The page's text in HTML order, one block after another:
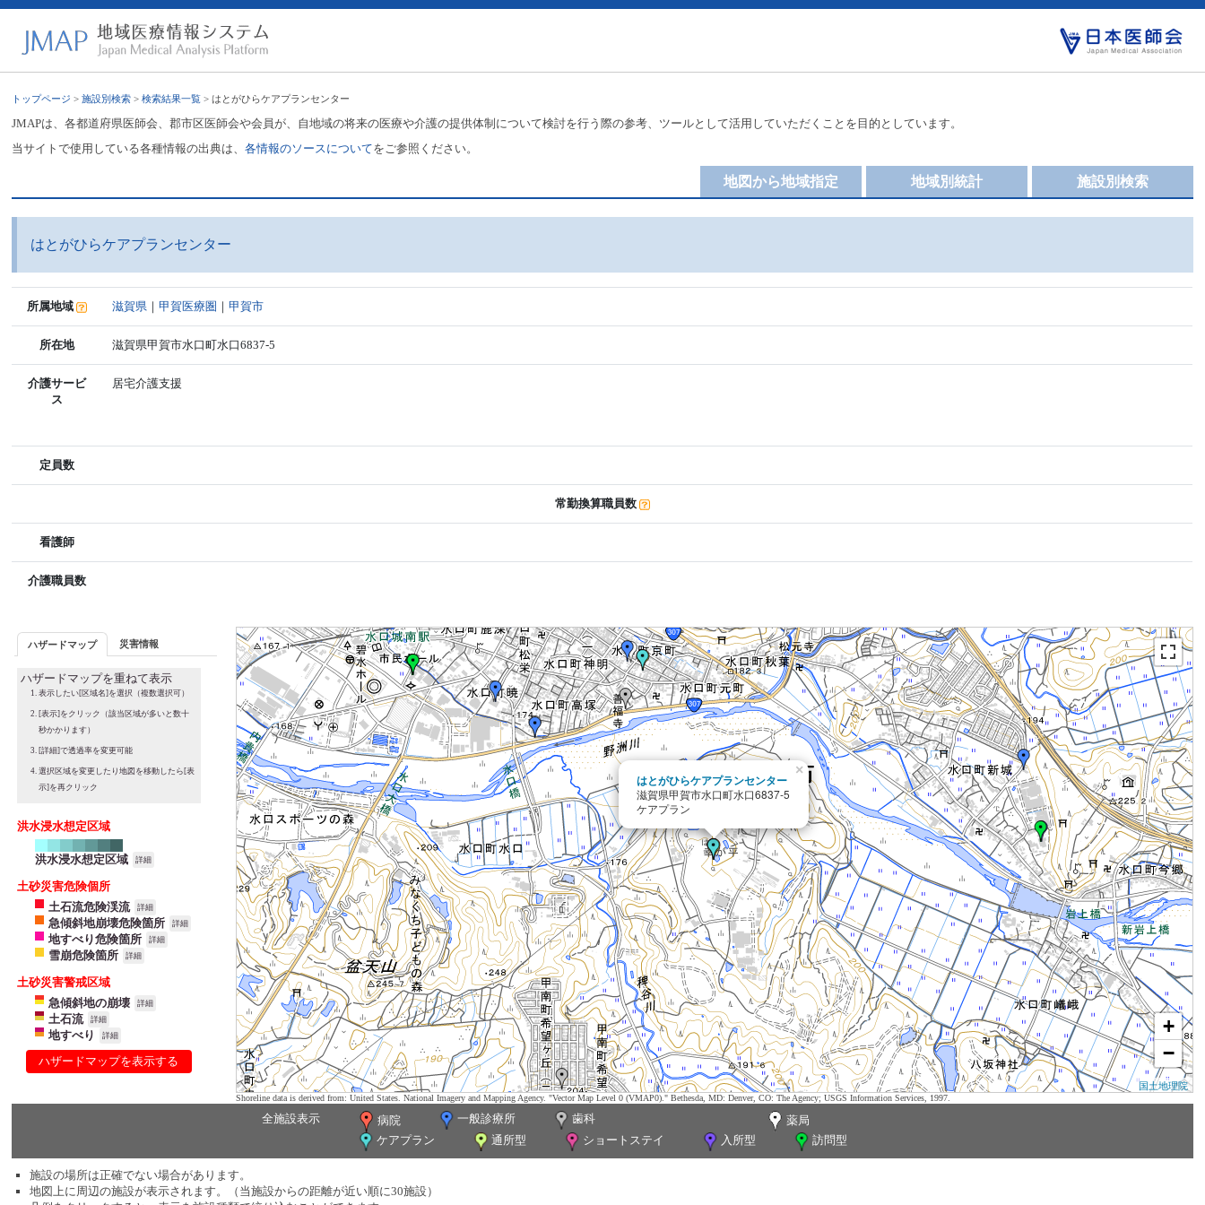
トップページ >施設別検索 >検索結果一覧 > はとがひらケアプランセンター
JMAPは、各都道府県医師会、郡市区医師会や会員が、自地域の将来の医療や介護の提供体制について検討を行う際の参考、ツールとして活用していただくことを目的としています。
当サイトで使用している各種情報の出典は、各情報のソースについてをご参照ください。
施設別検索
地域別統計
地図から地域指定
はとがひらケアプランセンター
所属地域 滋賀県 ｜甲賀医療圏 ｜甲賀市
所在地 滋賀県甲賀市水口町水口6837-5
介護サービ
ス
居宅介護支援
定員数
常勤換算職員数
看護師
介護職員数
ハザードマップ 災害情報
ハザードマップを重ねて表示
表示したい[区域名]を選択（複数選択可）
[表示]をクリック（該当区域が多いと数十
秒かかります）
[詳細]で透過率を変更可能
選択区域を変更したり地図を移動したら[表
示]を再クリック
洪水浸水想定区域
洪水浸水想定区域 詳細
土砂災害危険個所
土石流危険渓流
詳細
急傾斜地崩壊危険箇所 詳細
地すべり危険箇所 詳細
雪崩危険箇所 詳細
土砂災害警戒区域
急傾斜地の崩壊
詳細
土石流 詳細
地すべり 詳細
ハザードマップを表示する
はとがひらケアプランセンター
滋賀県甲賀市水口町水口6837-5
ケアプラン
×
+
−
国土地理院
Shoreline data is derived from: United States. National Imagery and Mapping Agency. "Vector Map Level 0 (VMAP0)." Bethesda, MD: Denver, CO: The Agency; USGS Information Services, 1997.
全施設表示 病院 一般診療所 歯科
薬局
ケアプラン
通所型 ショートステイ 入所型 訪問型
施設の場所は正確でない場合があります。
地図上に周辺の施設が表示されます。（当施設からの距離が近い順に30施設）